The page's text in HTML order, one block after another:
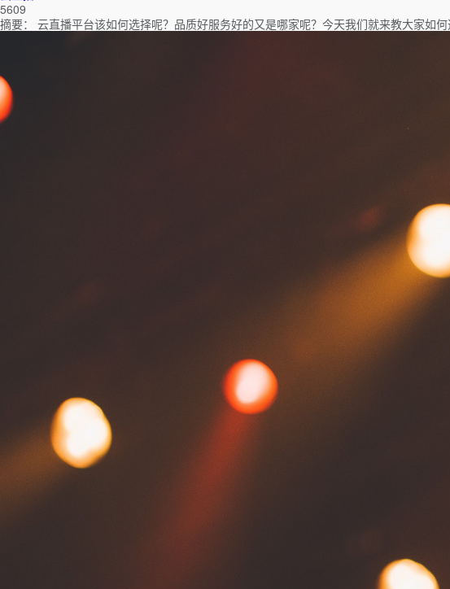
5609
摘要：
云直播平台该如何选择呢？品质好服务好的又是哪家呢？今天我们就来教大家如